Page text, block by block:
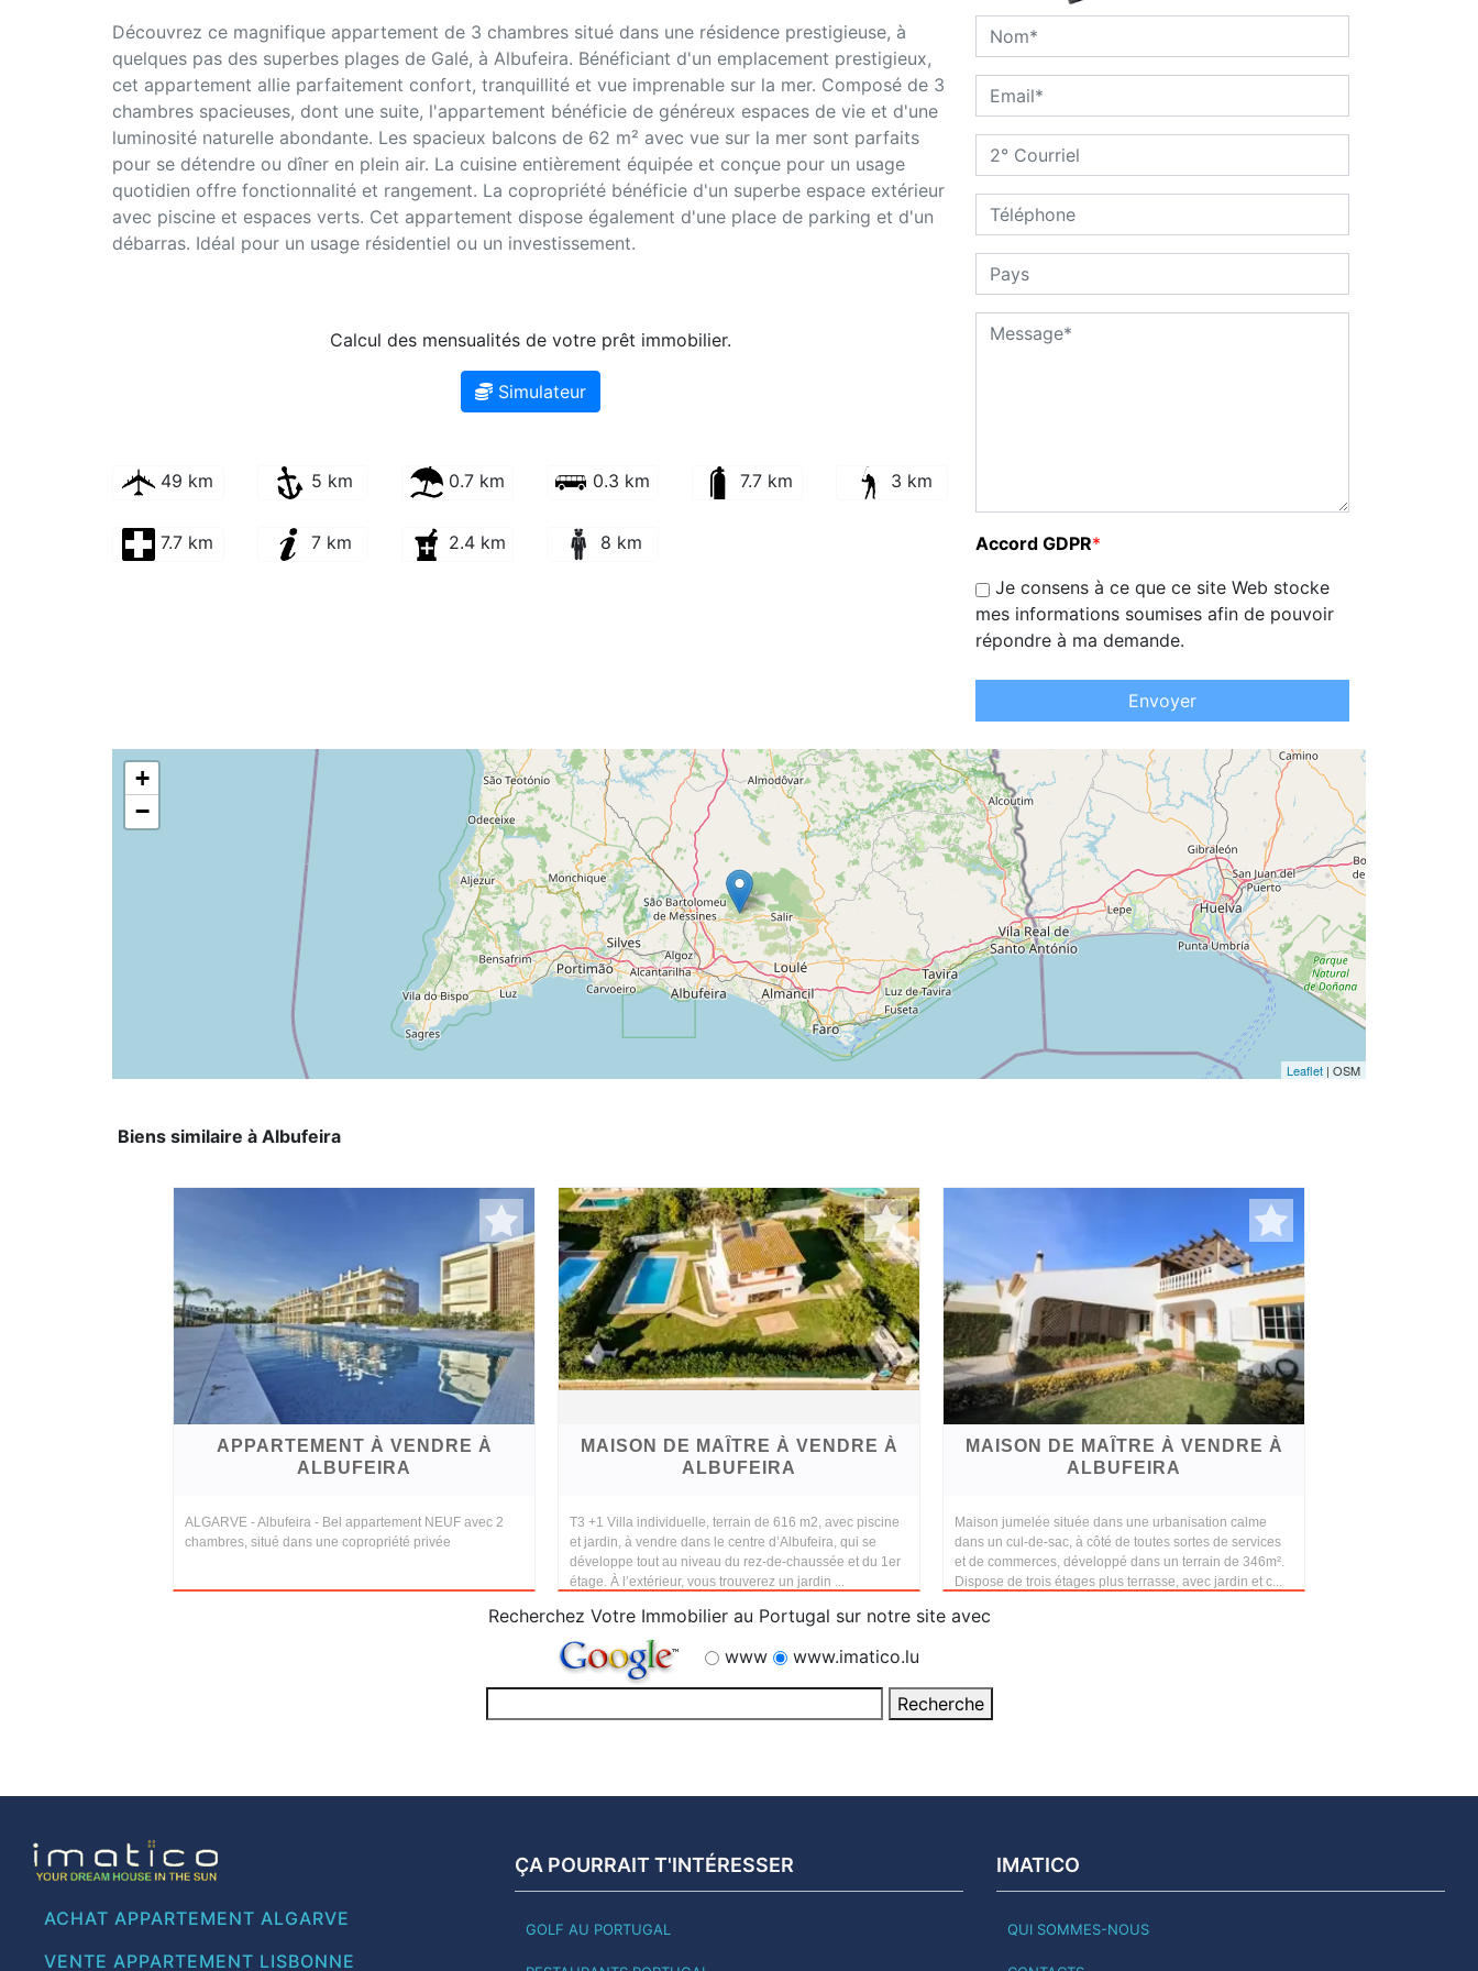
Découvrez ce magnifique appartement de 3 chambres situé dans une résidence prestigieuse, à
quelques pas des superbes plages de Galé, à Albufeira. Bénéficiant d'un emplacement prestigieux,
cet appartement allie parfaitement confort, tranquillité et vue imprenable sur la mer. Composé de 3
chambres spacieuses, dont une suite, l'appartement bénéficie de généreux espaces de vie et d'une
luminosité naturelle abondante. Les spacieux balcons de 62 m² avec vue sur la mer sont parfaits
pour se détendre ou dîner en plein air. La cuisine entièrement équipée et conçue pour un usage
quotidien offre fonctionnalité et rangement. La copropriété bénéficie d'un superbe espace extérieur
avec piscine et espaces verts. Cet appartement dispose également d'une place de parking et d'un
débarras. Idéal pour un usage résidentiel ou un investissement.
Calcul des mensualités de votre prêt immobilier.
Simulateur
49 km 5 km 0.7 km 0.3 km 7.7 km 3 km
7.7 km 7 km 2.4 km 8 km Accord GDPR*
Je consens à ce que ce site Web stocke
mes informations soumises afin de pouvoir
répondre à ma demande.
Envoyer
+
−
Leaflet | OSM
Biens similaire à Albufeira
APPARTEMENT À VENDRE À
ALBUFEIRA
ALGARVE - Albufeira - Bel appartement NEUF avec 2
chambres, situé dans une copropriété privée
MAISON DE MAÎTRE À VENDRE À
ALBUFEIRA
T3 +1 Villa individuelle, terrain de 616 m2, avec piscine
et jardin, à vendre dans le centre d’Albufeira, qui se
développe tout au niveau du rez-de-chaussée et du 1er
étage. À l’extérieur, vous trouverez un jardin ...
MAISON DE MAÎTRE À VENDRE À
ALBUFEIRA
Maison jumelée située dans une urbanisation calme
dans un cul-de-sac, à côté de toutes sortes de services
et de commerces, développé dans un terrain de 346m².
Dispose de trois étages plus terrasse, avec jardin et c...
Recherchez Votre Immobilier au Portugal sur notre site avec
www
www.imatico.lu
ACHAT APPARTEMENT ALGARVE
VENTE APPARTEMENT LISBONNE
ÇA POURRAIT T'INTÉRESSER
GOLF AU PORTUGAL
IMATICO
QUI SOMMES-NOUS